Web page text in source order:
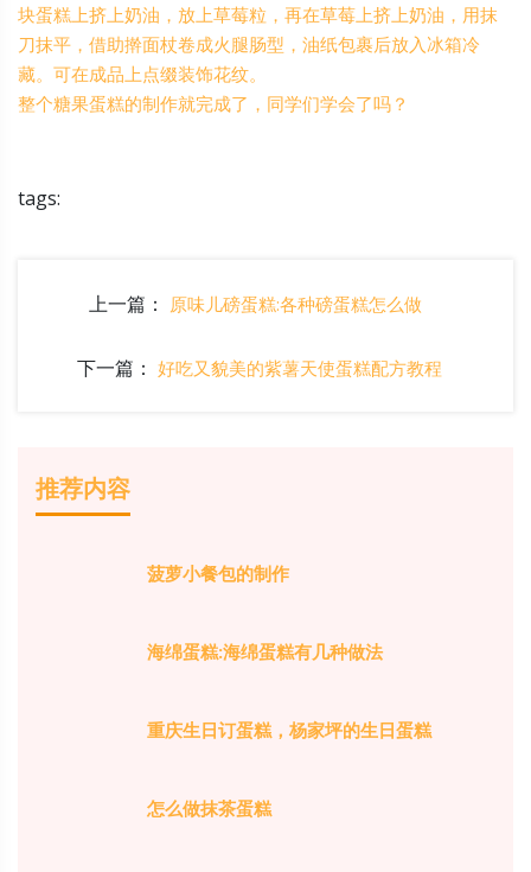
块蛋糕上挤上奶油，放上草莓粒，再在草莓上挤上奶油，用抹
刀抹平，借助擀面杖卷成火腿肠型，油纸包裹后放入冰箱冷
藏。可在成品上点缀装饰花纹。
整个糖果蛋糕的制作就完成了，同学们学会了吗？
tags:
上一篇： 原味儿磅蛋糕:各种磅蛋糕怎么做
下一篇： 好吃又貌美的紫薯天使蛋糕配方教程
推荐内容
菠萝小餐包的制作
海绵蛋糕:海绵蛋糕有几种做法
重庆生日订蛋糕，杨家坪的生日蛋糕
怎么做抹茶蛋糕